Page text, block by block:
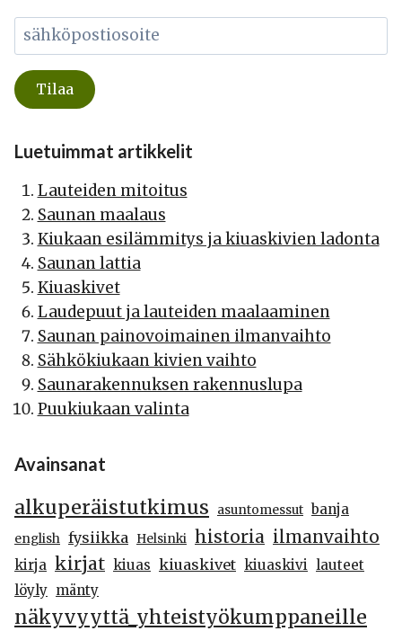
Luetuimmat artikkelit
Lauteiden mitoitus
Saunan maalaus
Kiukaan esilämmitys ja kiuaskivien ladonta
Saunan lattia
Kiuaskivet
Laudepuut ja lauteiden maalaaminen
Saunan painovoimainen ilmanvaihto
Sähkökiukaan kivien vaihto
Saunarakennuksen rakennuslupa
Puukiukaan valinta
Avainsanat
alkuperäistutkimus asuntomessut banja
english fysiikka Helsinki historia ilmanvaihto
kirja kirjat kiuas kiuaskivet kiuaskivi lauteet
löyly mänty
näkyvyyttä_yhteistyökumppaneille